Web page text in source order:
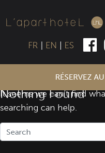
FR EN ES
RÉSERVEZ
Nothing Found
It seems we can’t find
searching can help.